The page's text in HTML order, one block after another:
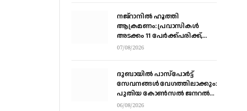
നജ്‌റാനില്‍ ഹൂത്തി
ആക്രമണം: പ്രവാസികള്‍
അടക്കം 11 പേർക്ക്പരിക്ക്,
ഹൂത്തി ആക്രമണത്തില്‍ 17
07/08/2026
ദുബായിൽ പാസ്‌പോർട്ട്
സേവനങ്ങൾ വേഗത്തിലാക്കും:
പുതിയ കോൺസൽ ജനറൽ
ഡോ. ഇ. വിഷ്ണുവർധൻ
06/08/2026